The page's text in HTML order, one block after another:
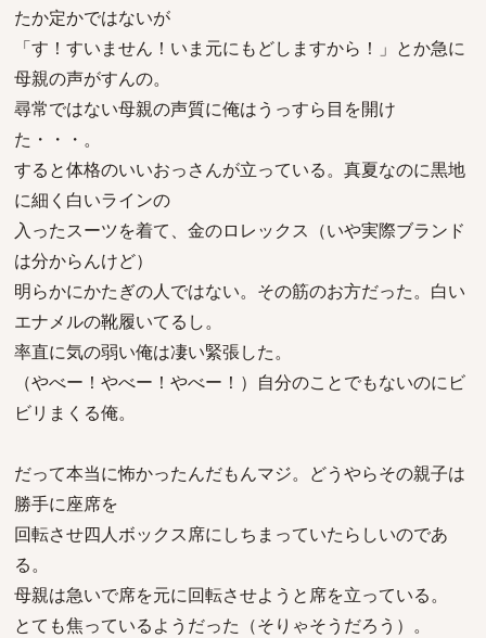
たか定かではないが
「す！すいません！いま元にもどしますから！」とか急に
母親の声がすんの。
尋常ではない母親の声質に俺はうっすら目を開け
た・・・。
すると体格のいいおっさんが立っている。真夏なのに黒地
に細く白いラインの
入ったスーツを着て、金のロレックス（いや実際ブランド
は分からんけど）
明らかにかたぎの人ではない。その筋のお方だった。白い
エナメルの靴履いてるし。
率直に気の弱い俺は凄い緊張した。
（やべー！やべー！やべー！）自分のことでもないのにビ
ビリまくる俺。
だって本当に怖かったんだもんマジ。どうやらその親子は
勝手に座席を
回転させ四人ボックス席にしちまっていたらしいのであ
る。
母親は急いで席を元に回転させようと席を立っている。
とても焦っているようだった（そりゃそうだろう）。